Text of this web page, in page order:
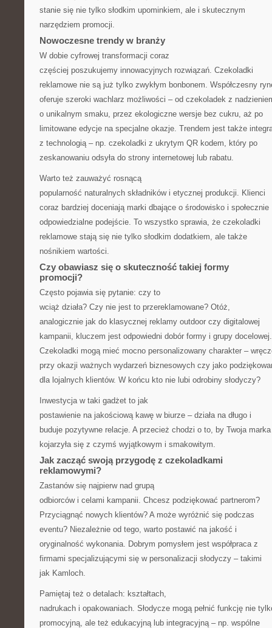
stanie się nie tylko słodkim upominkiem, ale i skutecznym
narzędziem promocji.
Nowoczesne trendy w branży
W dobie cyfrowej transformacji coraz
częściej poszukujemy innowacyjnych rozwiązań. Czekoladki
reklamowe nie są już tylko zwykłym bonbonem. Współczesny
oferuje szeroki wachlarz możliwości – od czekoladek z
o unikalnym smaku, przez ekologiczne wersje bez cukru, aż po
limitowane edycje na specjalne okazje. Trendem jest także
z technologią – np. czekoladki z ukrytym QR kodem, który po
zeskanowaniu odsyła do strony internetowej lub rabatu.
Warto też zauważyć rosnącą
popularność naturalnych składników i etycznej produkcji. Klienci
coraz bardziej doceniają marki dbające o środowisko i społecznie
odpowiedzialne podejście. To wszystko sprawia, że czekoladki
reklamowe stają się nie tylko słodkim dodatkiem, ale także
nośnikiem wartości.
Czy obawiasz się o skuteczność takiej formy
promocji?
Często pojawia się pytanie: czy to
wciąż działa? Czy nie jest to przereklamowane? Otóż,
analogicznie jak do klasycznej reklamy outdoor czy digitalowej
kampanii, kluczem jest odpowiedni dobór formy i grupy docelowej.
Czekoladki mogą mieć mocno personalizowany charakter –
przy okazji ważnych wydarzeń biznesowych czy jako
dla lojalnych klientów. W końcu kto nie lubi odrobiny słodyczy?
Inwestycja w taki gadżet to jak
postawienie na jakościową kawę w biurze – działa na długo i
buduje pozytywne relacje. A przecież chodzi o to, by Twoja marka
kojarzyła się z czymś wyjątkowym i smakowitym.
Jak zacząć swoją przygodę z czekoladkami
reklamowymi?
Zastanów się najpierw nad grupą
odbiorców i celami kampanii. Chcesz podziękować partnerom?
Przyciągnąć nowych klientów? A może wyróżnić się podczas
eventu? Niezależnie od tego, warto postawić na jakość i
oryginalność wykonania. Dobrym pomysłem jest współpraca z
firmami specjalizującymi się w personalizacji słodyczy – takimi
jak Kamloch.
Pamiętaj też o detalach: kształtach,
nadrukach i opakowaniach. Słodycze mogą pełnić funkcję nie
promocyjną, ale też edukacyjną lub integracyjną – np. wspólne